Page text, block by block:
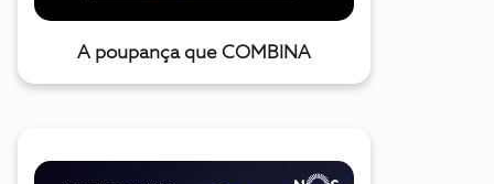
A poupança que COMBINA